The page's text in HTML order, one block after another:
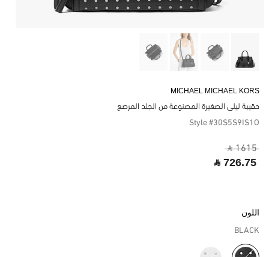
MICHAEL MICHAEL KORS
حقيبة ليلى الصغيرة المصنوعة من الجلد المرصع
Style #30S5S9IS1O
‎ ⃁ 1615 ‎
‎ ⃁ 726.75 ‎
اللون
BLACK